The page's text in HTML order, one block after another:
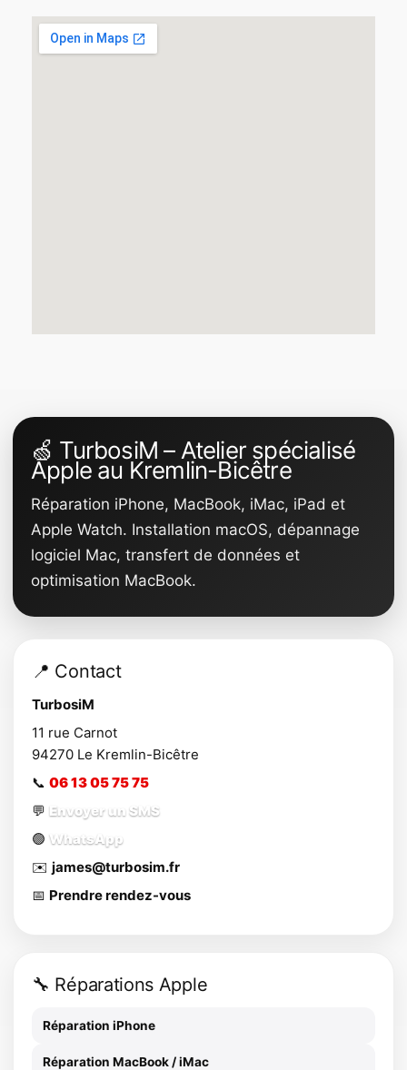
🍏 TurbosiM – Atelier spécialisé
Apple au Kremlin-Bicêtre
Réparation iPhone, MacBook, iMac, iPad et
Apple Watch. Installation macOS, dépannage
logiciel Mac, transfert de données et
optimisation MacBook.
📍 Contact
TurbosiM
11 rue Carnot
94270 Le Kremlin-Bicêtre
📞 06 13 05 75 75
💬 Envoyer un SMS
🟢 WhatsApp
✉️ james@turbosim.fr
📅 Prendre rendez-vous
🔧 Réparations Apple
Réparation iPhone
Réparation MacBook / iMac